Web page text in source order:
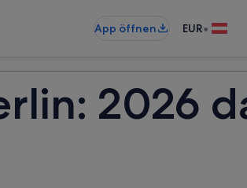
App öffnen EUR•
2026